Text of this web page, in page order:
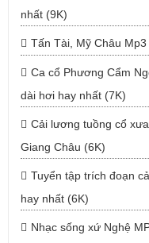
nhất (9K)
Tấn Tài, Mỹ Châu
Ca cổ Phương Cẩm
dài hơi hay nhất (7K)
Cải lương tuồng cổ
Giang Châu (6K)
Tuyển tập trích đoạn
hay nhất (6K)
Nhạc sống xứ Nghệ